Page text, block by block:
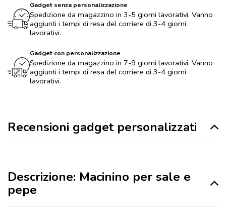
Gadget senza personalizzazione
Spedizione da magazzino in 3-5 giorni lavorativi. Vanno
aggiunti i tempi di resa del corriere di 3-4 giorni
lavorativi.
Gadget con personalizzazione
Spedizione da magazzino in 7-9 giorni lavorativi. Vanno
aggiunti i tempi di resa del corriere di 3-4 giorni
lavorativi.
Recensioni gadget personalizzati
Descrizione: Macinino per sale e
pepe